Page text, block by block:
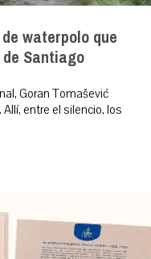
waterpolo que
Santiago
Goran Tomašević
entre el silencio, los